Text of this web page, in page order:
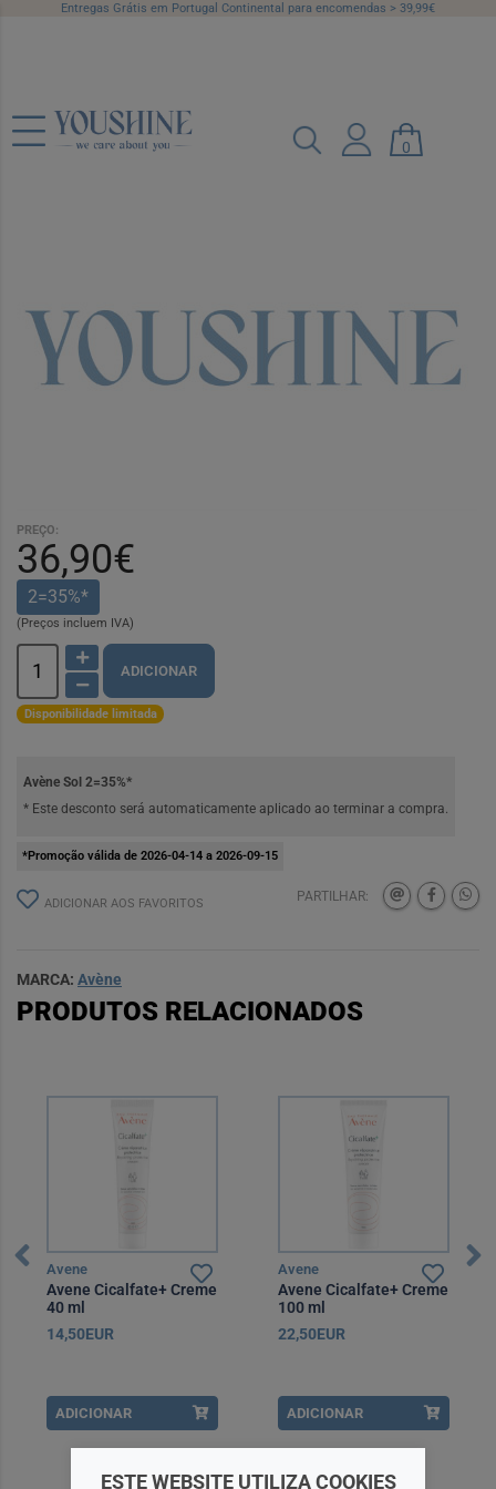
Entregas Grátis em Portugal Continental para encomendas > 39,99€
0
Avene Solar Ultra Ser
PreenchSPF50+30Ml
PREÇO:
36,90€
2=35%*
(Preços incluem IVA)
ADICIONAR
Disponibilidade limitada
Avène Sol 2=35%*
* Este desconto será automaticamente aplicado ao terminar a compra.
*Promoção válida de 2026-04-14 a 2026-09-15
ADICIONAR AOS FAVORITOS PARTILHAR:
MARCA: Avène
PRODUTOS RELACIONADOS
Avene
Avene Cicalfate+ Creme
40 ml
14,50EUR
ADICIONAR
Avene
Avene Cicalfate+ Creme
100 ml
22,50EUR
ADICIONAR
ESTE WEBSITE UTILIZA COOKIES